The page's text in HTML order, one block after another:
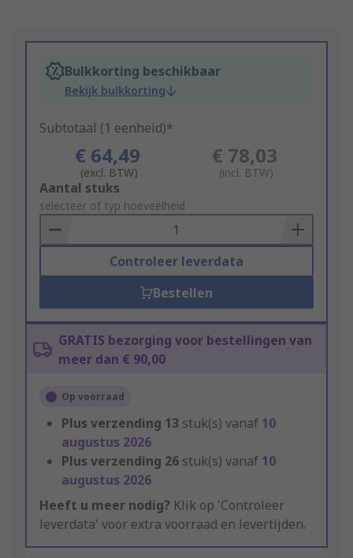
Bulkkorting beschikbaar
Bekijk bulkkorting
Subtotaal (1 eenheid)*
€ 64,49
(excl. BTW)
€ 78,03
(incl. BTW)
Add
to
Basket
Aantal stuks
selecteer of typ hoeveelheid
Controleer leverdata
Bestellen
GRATIS bezorging voor bestellingen van
meer dan € 90,00
Op voorraad
Plus verzending 13 stuk(s) vanaf 10
augustus 2026
Plus verzending 26 stuk(s) vanaf 10
augustus 2026
Heeft u meer nodig? Klik op 'Controleer
leverdata' voor extra voorraad en levertijden.